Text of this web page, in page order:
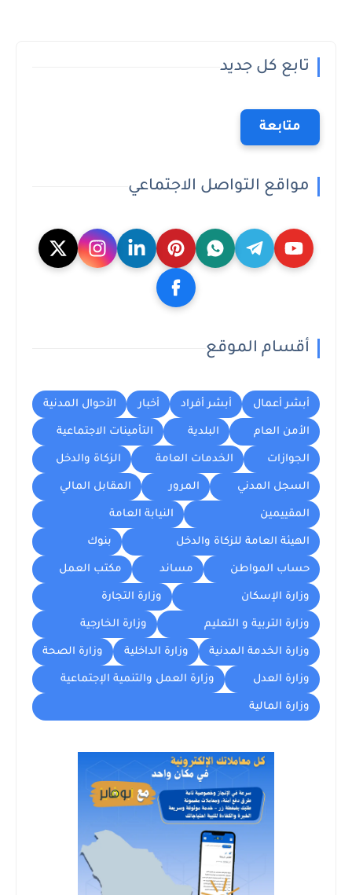
تابع كل جديد
متابعة
مواقع التواصل الاجتماعي
أقسام الموقع
أبشر أعمال أبشر أفراد أخبار الأحوال المدنية
الأمن العام البلدية التأمينات الاجتماعية
الجوازات الخدمات العامة الزكاة والدخل
السجل المدني المرور المقابل المالي
المقييمين النيابة العامة
الهيئة العامة للزكاة والدخل بنوك
حساب المواطن مساند مكتب العمل
وزارة الإسكان وزارة التجارة
وزارة التربية و التعليم وزارة الخارجية
وزارة الخدمة المدنية وزارة الداخلية وزارة الصحة
وزارة العدل وزارة العمل والتنمية الإجتماعية
وزارة المالية